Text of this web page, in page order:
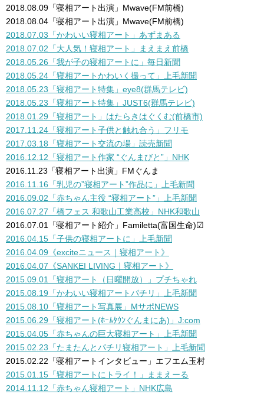
2018.08.09 「寝相アート出演」 Mwave(FM前橋)
2018.08.04 「寝相アート出演」 Mwave(FM前橋)
2018.07.03「かわいい寝相アート」あずまある
2018.07.02 「大人気！ 寝相アート」まえまえ前橋
2018.05.26「我が子の寝相アートに」毎日新聞
2018.05.24「寝相アートかわいく撮って」上毛新聞
2018.05.23「寝相アート特集」 eye8(群馬テレビ)
2018.05.23「寝相アート特集」 JUST6(群馬テレビ)
2018.01.29「寝相アート」はたらきはぐくむ(前橋市)
2017.11.24「寝相アート子供と触れ合う」フリモ
2017.03.18「寝相アート交流の場」読売新聞
2016.12.12「寝相アート作家 “ぐんまびと”」NHK
2016.11.23「寝相アート出演」FMぐんま
2016.11.16「乳児の”寝相アート”作品に」上毛新聞
2016.09.02「赤ちゃん主役 “寝相アート”」上毛新聞
2016.07.27「橋フェス 和歌山工業高校」NHK和歌山
2016.07.01「寝相アート紹介」Familetta(富国生命)☑︎
2016.04.15「子供の寝相アートに」上毛新聞
2016.04.09《exciteニュース｜寝相アート》
2016.04.07《SANKEI LIVING｜寝相アート》
2015.09.01「寝相アート（日曜開放）」プチちゃれ
2015.08.19「かわいい寝相アートパチリ」上毛新聞
2015.08.10「寝相アート写真展」MサポNEWS
2015.06.29 「寝相アート(ﾎｰﾑﾀｳﾝぐんまにあ)」J:com
2015.04.05「赤ちゃんの巨大寝相アート」上毛新聞
2015.02.23「たまたんとパチリ寝相アート」上毛新聞
2015.02.22「寝相アートインタビュー」エフエム玉村
2015.01.15「寝相アートにトライ！」ままえーる
2014.11.12「赤ちゃん寝相アート」NHK広島